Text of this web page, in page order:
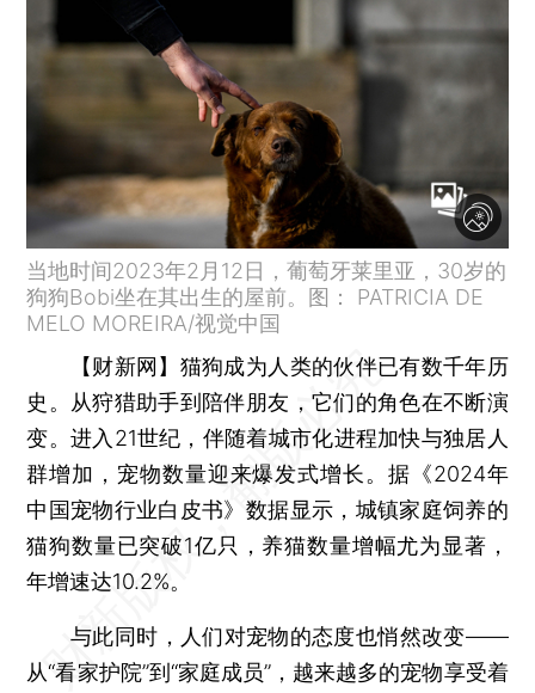
当地时间2023年2月12日，葡萄牙莱里亚，30岁的
狗狗Bobi坐在其出生的屋前。图： PATRICIA DE
MELO MOREIRA/视觉中国
【财新网】 猫狗成为人类的伙伴已有数千年历
史。从狩猎助手到陪伴朋友，它们的角色在不断演
变。进入21世纪，伴随着城市化进程加快与独居人
群增加，宠物数量迎来爆发式增长。据《2024年
中国宠物行业白皮书》数据显示，城镇家庭饲养的
猫狗数量已突破1亿只，养猫数量增幅尤为显著，
年增速达10.2%。
与此同时，人们对宠物的态度也悄然改变——
从“看家护院”到“家庭成员”，越来越多的宠物享受着